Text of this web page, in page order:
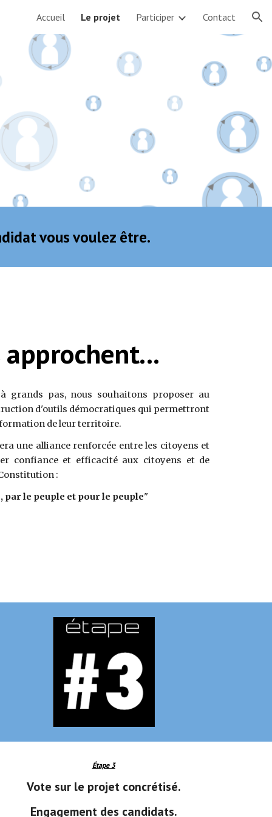
Accueil Le projet Participer Contact
vous voulez être.
grands pas, nous souhaitons proposer au
d'outils démocratiques qui permettront
de leur territoire.
une alliance renforcée entre les citoyens et
confiance et efficacité aux citoyens et de
:
par le peuple et pour le peuple"
Étape 3
Vote sur le projet concrétisé.
Engagement des candidats.